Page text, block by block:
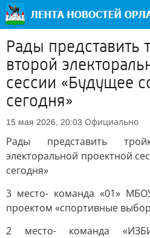
Рады представить
второй
сессии «Будущее
сегодня»
15 мая 2026, 20:03 Официально
Рады представить
электоральной проектной
сегодня»
3 место- команда «01»
проектом «спортивные
2 место- команда